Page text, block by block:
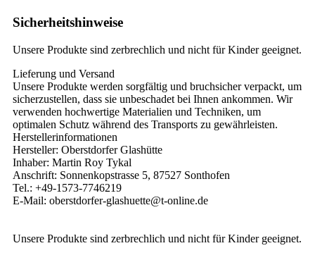
Sicherheitshinweise
Unsere Produkte sind zerbrechlich und nicht für Kinder geeignet.
Lieferung und Versand
Unsere Produkte werden sorgfältig und bruchsicher verpackt, um
sicherzustellen, dass sie unbeschadet bei Ihnen ankommen. Wir
verwenden hochwertige Materialien und Techniken, um
optimalen Schutz während des Transports zu gewährleisten.
Herstellerinformationen
Hersteller: Oberstdorfer Glashütte
Inhaber: Martin Roy Tykal
Anschrift: Sonnenkopstrasse 5, 87527 Sonthofen
Tel.: +49-1573-7746219
E-Mail: oberstdorfer-glashuette@t-online.de
Unsere Produkte sind zerbrechlich und nicht für Kinder geeignet.